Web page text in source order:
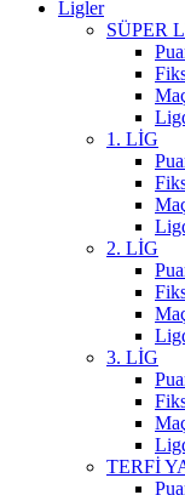
Ligler
SÜPER
1. LİG
2. LİG
3. LİG
TERFİ